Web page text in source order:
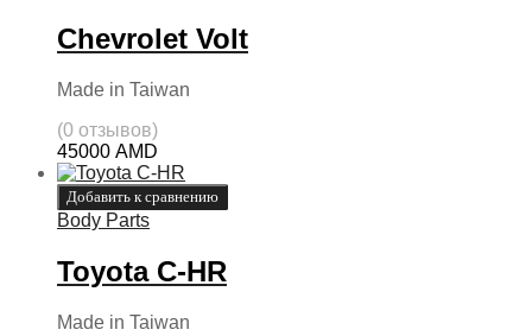
Chevrolet Volt
Made in Taiwan
(0 отзывов)
45000 AMD
Добавить к сравнению
Body Parts
Toyota C-HR
Made in Taiwan